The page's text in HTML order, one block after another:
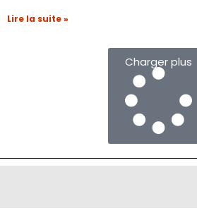
Lire la suite »
Charger plus